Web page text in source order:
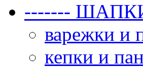
-------
варежки и
кепки и